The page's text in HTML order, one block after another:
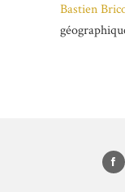
Bastien